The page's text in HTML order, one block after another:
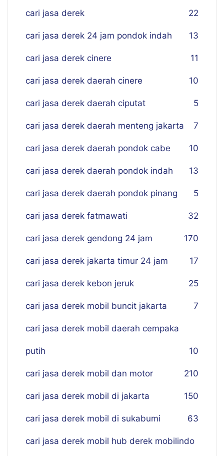
cari jasa derek 22
cari jasa derek 24 jam pondok indah 13
cari jasa derek cinere 11
cari jasa derek daerah cinere 10
cari jasa derek daerah ciputat 5
cari jasa derek daerah menteng jakarta 7
cari jasa derek daerah pondok cabe 10
cari jasa derek daerah pondok indah 13
cari jasa derek daerah pondok pinang 5
cari jasa derek fatmawati 32
cari jasa derek gendong 24 jam 170
cari jasa derek jakarta timur 24 jam 17
cari jasa derek kebon jeruk 25
cari jasa derek mobil buncit jakarta 7
cari jasa derek mobil daerah cempaka
putih 10
cari jasa derek mobil dan motor 210
cari jasa derek mobil di jakarta 150
cari jasa derek mobil di sukabumi 63
cari jasa derek mobil hub derek mobilindo